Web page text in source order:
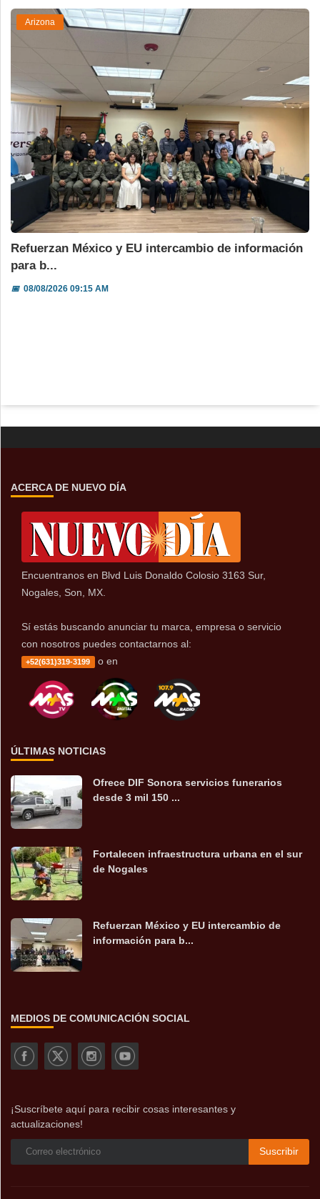
Arizona
Refuerzan México y EU intercambio de información
para b...
📅08/08/2026 09:15 AM
ACERCA DE NUEVO DÍA
Encuentranos en Blvd Luis Donaldo Colosio 3163 Sur,
Nogales, Son, MX.
Sí estás buscando anunciar tu marca, empresa o servicio
con nosotros puedes contactarnos al:
+52(631)319-3199 o en
ÚLTIMAS NOTICIAS
Ofrece DIF Sonora servicios funerarios
desde 3 mil 150 ...
Fortalecen infraestructura urbana en el sur
de Nogales
Refuerzan México y EU intercambio de
información para b...
MEDIOS DE COMUNICACIÓN SOCIAL
¡Suscríbete aquí para recibir cosas interesantes y
actualizaciones!
Suscribir